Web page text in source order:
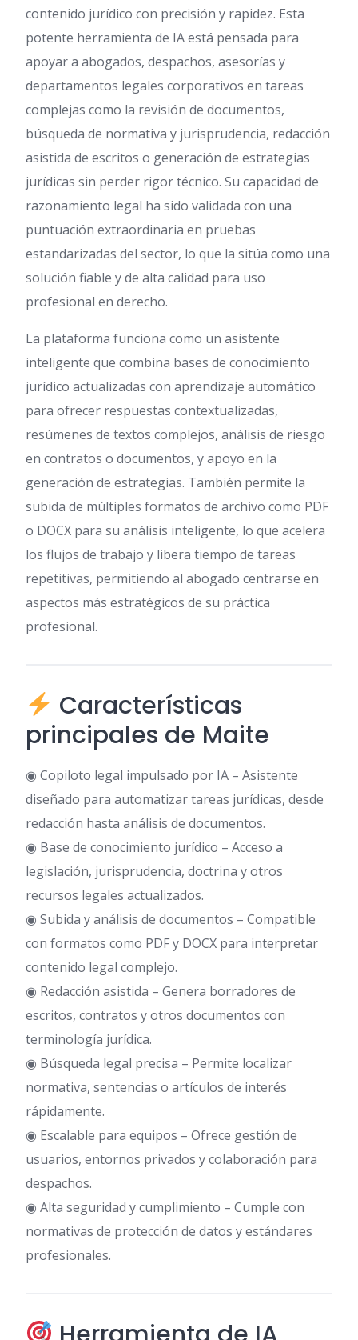
contenido jurídico con precisión y rapidez. Esta
potente herramienta de IA está pensada para
apoyar a abogados, despachos, asesorías y
departamentos legales corporativos en tareas
complejas como la revisión de documentos,
búsqueda de normativa y jurisprudencia, redacción
asistida de escritos o generación de estrategias
jurídicas sin perder rigor técnico. Su capacidad de
razonamiento legal ha sido validada con una
puntuación extraordinaria en pruebas
estandarizadas del sector, lo que la sitúa como una
solución fiable y de alta calidad para uso
profesional en derecho.
La plataforma funciona como un asistente
inteligente que combina bases de conocimiento
jurídico actualizadas con aprendizaje automático
para ofrecer respuestas contextualizadas,
resúmenes de textos complejos, análisis de riesgo
en contratos o documentos, y apoyo en la
generación de estrategias. También permite la
subida de múltiples formatos de archivo como PDF
o DOCX para su análisis inteligente, lo que acelera
los flujos de trabajo y libera tiempo de tareas
repetitivas, permitiendo al abogado centrarse en
aspectos más estratégicos de su práctica
profesional.
Características
principales de Maite
◉ Copiloto legal impulsado por IA – Asistente
diseñado para automatizar tareas jurídicas, desde
redacción hasta análisis de documentos.
◉ Base de conocimiento jurídico – Acceso a
legislación, jurisprudencia, doctrina y otros
recursos legales actualizados.
◉ Subida y análisis de documentos – Compatible
con formatos como PDF y DOCX para interpretar
contenido legal complejo.
◉ Redacción asistida – Genera borradores de
escritos, contratos y otros documentos con
terminología jurídica.
◉ Búsqueda legal precisa – Permite localizar
normativa, sentencias o artículos de interés
rápidamente.
◉ Escalable para equipos – Ofrece gestión de
usuarios, entornos privados y colaboración para
despachos.
◉ Alta seguridad y cumplimiento – Cumple con
normativas de protección de datos y estándares
profesionales.